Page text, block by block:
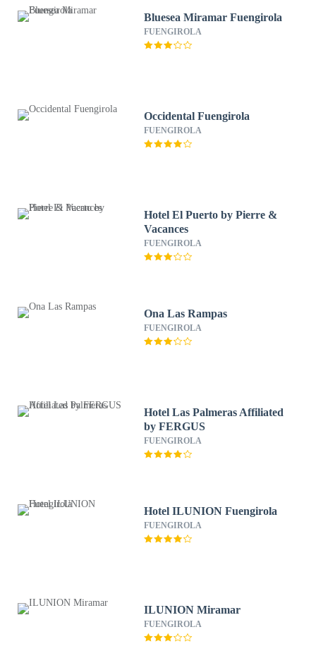
Bluesea Miramar Fuengirola
FUENGIROLA
Occidental Fuengirola
FUENGIROLA
Hotel El Puerto by Pierre &
Vacances
FUENGIROLA
Ona Las Rampas
FUENGIROLA
Hotel Las Palmeras Affiliated
by FERGUS
FUENGIROLA
Hotel ILUNION Fuengirola
FUENGIROLA
ILUNION Miramar
FUENGIROLA